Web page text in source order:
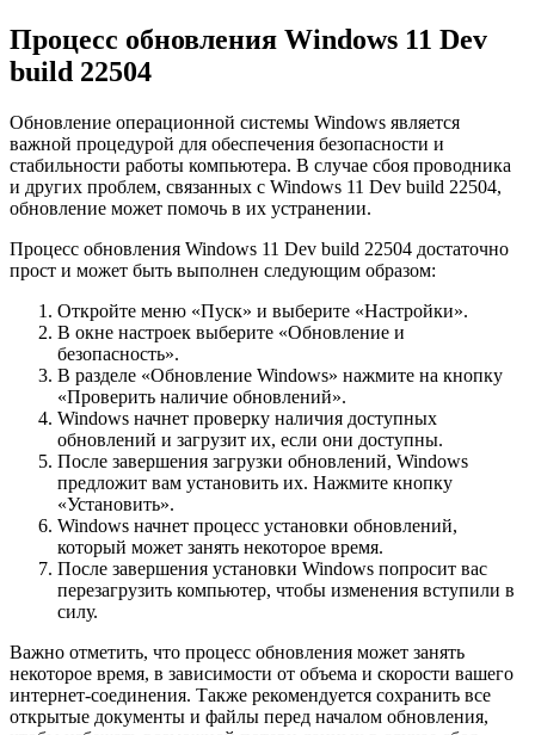
Процесс обновления Windows 11 Dev
build 22504
Обновление операционной системы Windows является
важной процедурой для обеспечения безопасности и
стабильности работы компьютера. В случае сбоя проводника
и других проблем, связанных с Windows 11 Dev build 22504,
обновление может помочь в их устранении.
Процесс обновления Windows 11 Dev build 22504 достаточно
прост и может быть выполнен следующим образом:
Откройте меню «Пуск» и выберите «Настройки».
В окне настроек выберите «Обновление и
безопасность».
В разделе «Обновление Windows» нажмите на кнопку
«Проверить наличие обновлений».
Windows начнет проверку наличия доступных
обновлений и загрузит их, если они доступны.
После завершения загрузки обновлений, Windows
предложит вам установить их. Нажмите кнопку
«Установить».
Windows начнет процесс установки обновлений,
который может занять некоторое время.
После завершения установки Windows попросит вас
перезагрузить компьютер, чтобы изменения вступили в
силу.
Важно отметить, что процесс обновления может занять
некоторое время, в зависимости от объема и скорости вашего
интернет-соединения. Также рекомендуется сохранить все
открытые документы и файлы перед началом обновления,